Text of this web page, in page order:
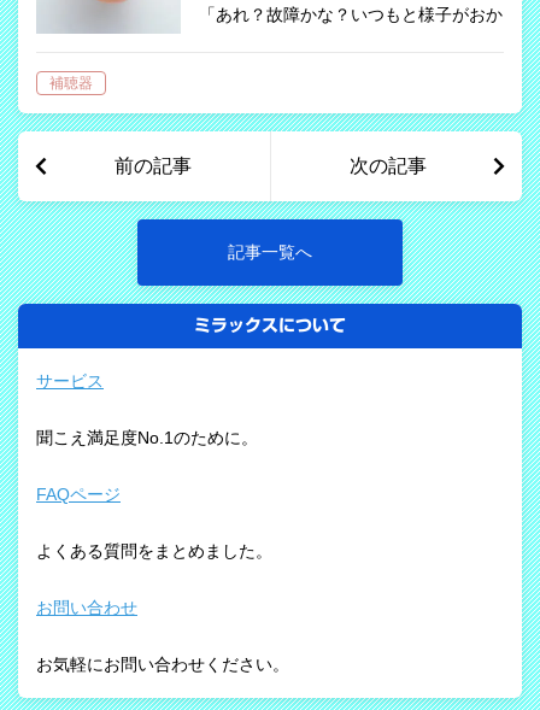
「あれ？故障かな？いつもと様子がおか
がアす…
補聴器
前の記事 次の記事
記事一覧へ
ミラックスについて
サービス
聞こえ満足度No.1のために。
FAQページ
よくある質問をまとめました。
お問い合わせ
お気軽にお問い合わせください。